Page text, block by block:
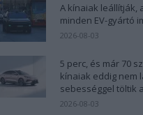
A kínaiak leállítják,
minden EV-gyártó
2026-08-03
5 perc, és már 70
kínaiak eddig nem
sebességgel töltik
2026-08-03